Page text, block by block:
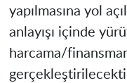
yapılmasına yol
anlayışı içinde
harcama/